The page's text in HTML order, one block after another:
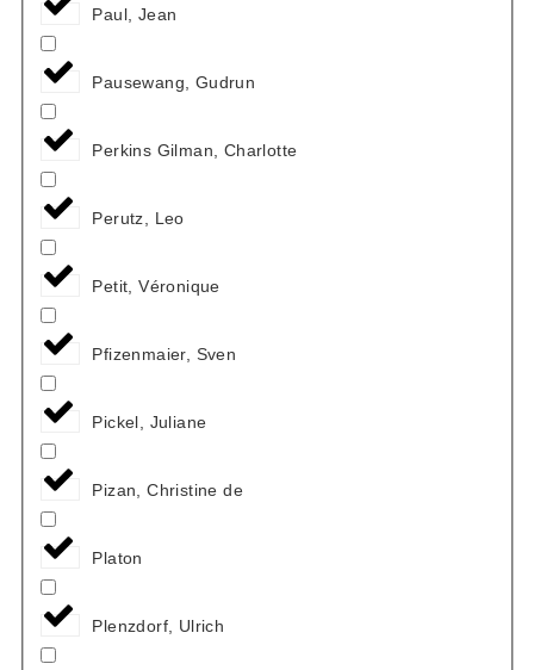
Paul, Jean
Pausewang, Gudrun
Perkins Gilman, Charlotte
Perutz, Leo
Petit, Véronique
Pfizenmaier, Sven
Pickel, Juliane
Pizan, Christine de
Platon
Plenzdorf, Ulrich